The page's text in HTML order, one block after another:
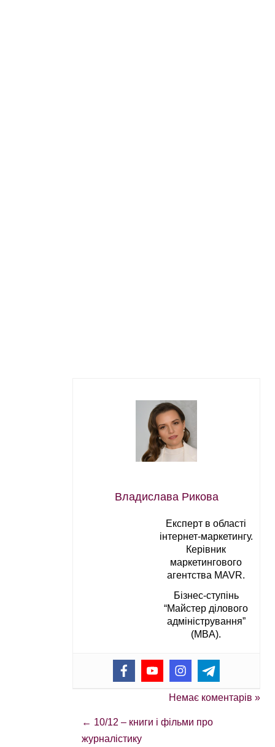
Владислава Рикова
Експерт в області
інтернет-маркетингу.
Керівник
маркетингового
агентства MAVR.
Бізнес-ступінь
“Майстер ділового
адміністрування”
(MBA).
Немає коментарів »
← 10/12 – книги і фільми про
журналістику